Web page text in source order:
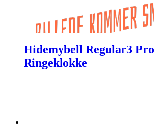
Hidemybell Regular3 Pro
Ringeklokke